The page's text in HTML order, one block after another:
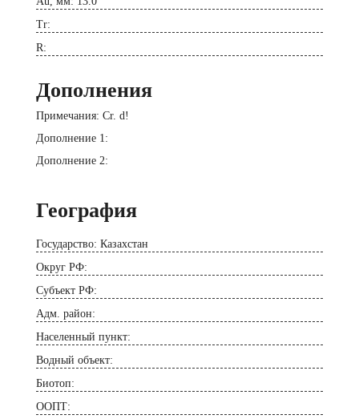
Tr:
R:
Дополнения
Примечания: Cr. d!
Дополнение 1:
Дополнение 2:
География
Государство: Казахстан
Округ РФ:
Субъект РФ:
Адм. район:
Населенный пункт:
Водный объект:
Биотоп:
ООПТ: